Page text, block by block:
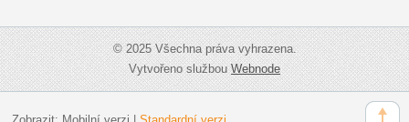
© 2025 Všechna práva vyhrazena.
Vytvořeno službouWebnode